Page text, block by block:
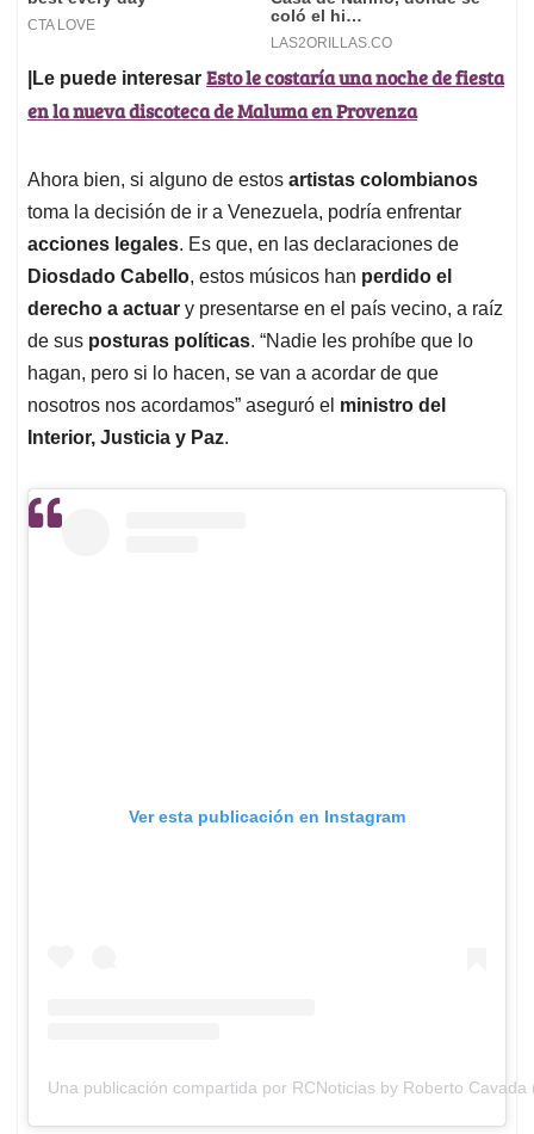
|Le puede interesar Esto le costaría una noche de fiesta
en la nueva discoteca de Maluma en Provenza
Ahora bien, si alguno de estos artistas colombianos
toma la decisión de ir a Venezuela, podría enfrentar
acciones legales. Es que, en las declaraciones de
Diosdado Cabello, estos músicos han perdido el
derecho a actuar y presentarse en el país vecino, a raíz
de sus posturas políticas. “Nadie les prohíbe que lo
hagan, pero si lo hacen, se van a acordar de que
nosotros nos acordamos” aseguró el ministro del
Interior, Justicia y Paz.
Ver esta publicación en Instagram
Una publicación compartida por RCNoticias by Roberto Cavada